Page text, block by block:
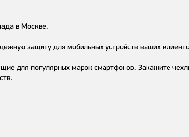
в Москве.
защиту для мобильных устройств ваших
для популярных марок смартфонов. Закажите